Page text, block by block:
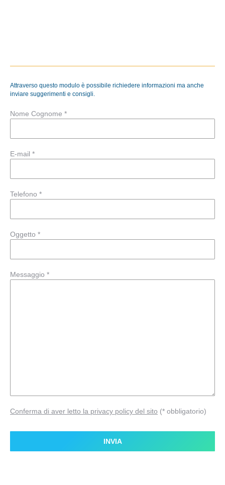
Attraverso questo modulo è possibile richiedere informazioni ma anche
inviare suggerimenti e consigli.
Nome Cognome *
E-mail *
Telefono *
Oggetto *
Messaggio *
Conferma di aver letto la privacy policy del sito (* obbligatorio)